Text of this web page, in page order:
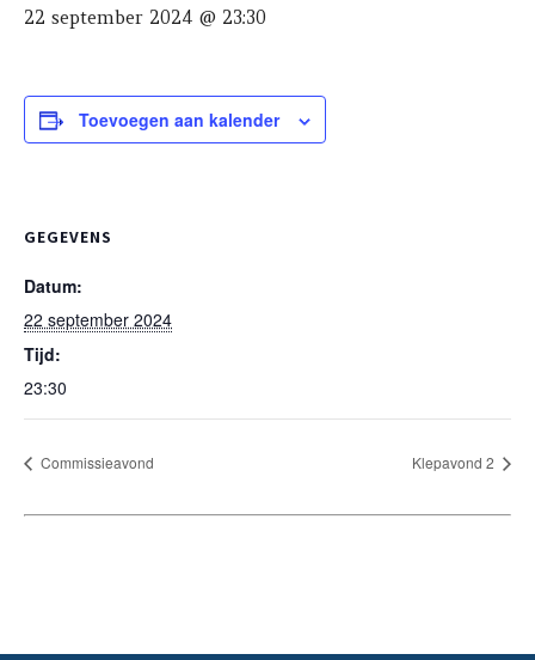
22 september 2024 @ 23:30
Toevoegen aan kalender
GEGEVENS
Datum:
22 september 2024
Tijd:
23:30
Commissieavond Klepavond 2